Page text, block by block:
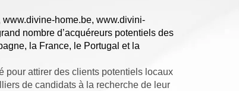
www.divine-home.be, www.divini-
nombre d’acquéreurs potentiels des
la France, le Portugal et la
pour attirer des clients potentiels locaux
de candidats à la recherche de leur